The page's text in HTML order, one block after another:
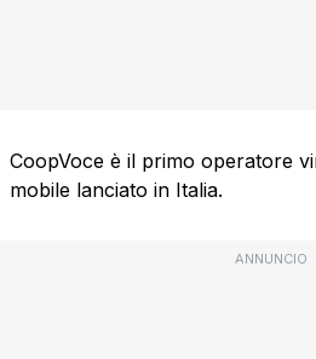
CoopVoce è il primo operatore
mobile lanciato in Italia.
ANNUNCIO